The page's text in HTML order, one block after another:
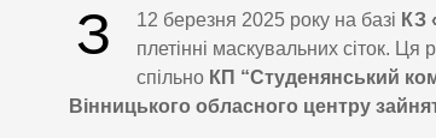
З 12 березня 2025 року на базі КЗ
плетінні маскувальних сіток.
спільно КП “Студенянський
Вінницького обласного центру